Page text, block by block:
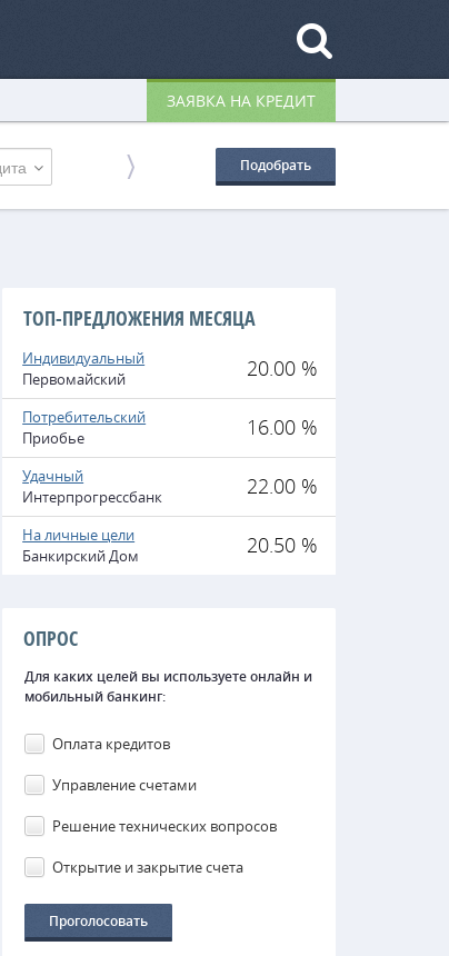
ЗАЯВКА НА КРЕДИТ
Подобрать
ТОП-ПРЕДЛОЖЕНИЯ МЕСЯЦА
Индивидуальный
Первомайский
20.00 %
Потребительский
Приобье
16.00 %
Удачный
Интерпрогрессбанк
22.00 %
На личные цели
Банкирский Дом
20.50 %
ОПРОС
Для каких целей вы используете онлайн и
мобильный банкинг:
Оплата кредитов
Управление счетами
Решение технических вопросов
Открытие и закрытие счета